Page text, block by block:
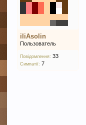
iliAsolin
Пользователь
Повідомлення: 33
Симпатії: 7